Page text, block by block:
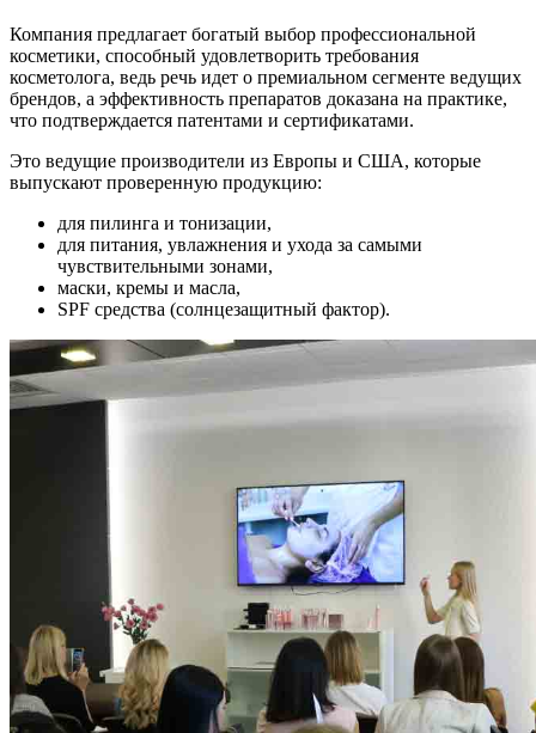
Компания предлагает богатый выбор профессиональной
косметики, способный удовлетворить требования
косметолога, ведь речь идет о премиальном сегменте ведущих
брендов, а эффективность препаратов доказана на практике,
что подтверждается патентами и сертификатами.
Это ведущие производители из Европы и США, которые
выпускают проверенную продукцию:
для пилинга и тонизации,
для питания, увлажнения и ухода за самыми
чувствительными зонами,
маски, кремы и масла,
SPF средства (солнцезащитный фактор).